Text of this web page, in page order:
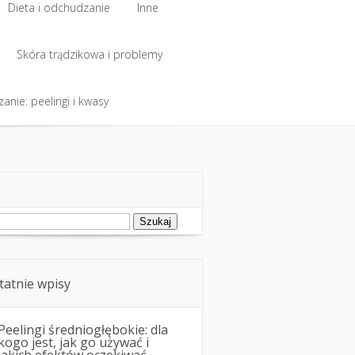
Dieta i odchudzanie
Dieta i odchudzanie
Inne
Inne
Skóra trądzikowa i problemy
Skóra trądzikowa i problemy
peelingi i kwasy
wpisy
średniogłębokie: dla
jest, jak go używać i